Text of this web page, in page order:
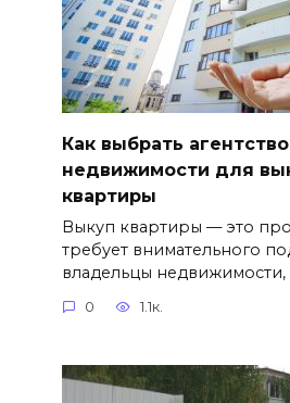
Как выбрать агентство
недвижимости для
квартиры
Выкуп квартиры — это
требует внимательного
владельцы недвижимости,
0 1.1к.